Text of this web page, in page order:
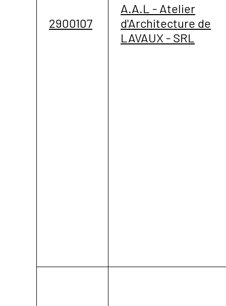
2900107
A.A.L - Atelier
d'Architecture de
LAVAUX - SRL